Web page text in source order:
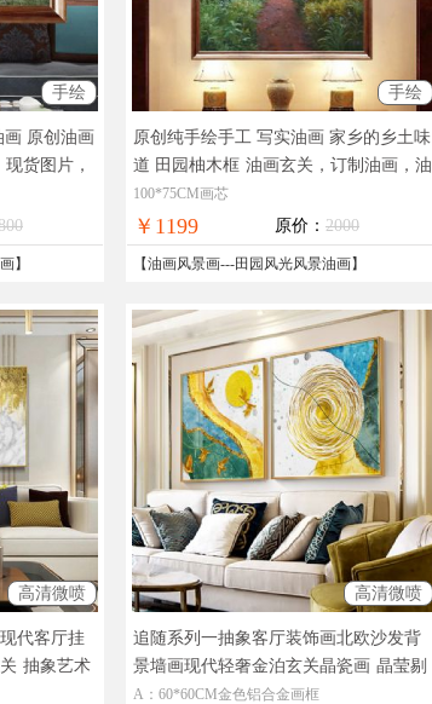
手绘
原创油画
货图片，
】
手绘
原创纯手绘手工 写实油画 家乡的乡土味
道 田园柚木框 油画玄关，订制油画，油
画作品展，全国免邮
100*75CM画芯
￥1199 原价： 2000
【油画风景画---田园风光风景油画】
高清微喷
代客厅挂
抽象艺术
高清微喷
追随系列一抽象客厅装饰画北欧沙发背
景墙画现代轻奢金泊玄关晶瓷画 晶莹剔
透奢华极致工厂直销十五天无理由退换
A：60*60CM金色铝合金画框